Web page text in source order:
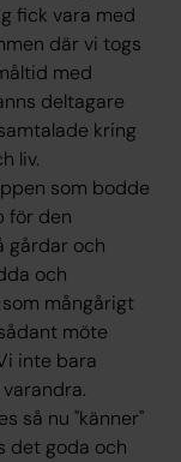
fick vara med
där vi togs
med
deltagare
kring
liv.
som bodde
för den
gårdar och
och
mångårigt
möte
inte bara
så nu "känner"
det goda och